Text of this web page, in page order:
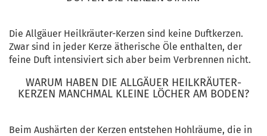
Die Allgäuer Heilkräuter-Kerzen sind keine Duftkerzen.
Zwar sind in jeder Kerze ätherische Öle enthalten, der
feine Duft intensiviert sich aber beim Verbrennen nicht.
WARUM HABEN DIE ALLGÄUER HEILKRÄUTER-
KERZEN MANCHMAL KLEINE LÖCHER AM BODEN?
Beim Aushärten der Kerzen entstehen Hohlräume, die in